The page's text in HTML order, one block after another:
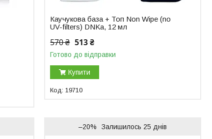
Каучукова база + Топ Non Wipe (no
UV-filters) DNKa, 12 мл
570 ₴ 513 ₴
Готово до відправки
Купити
19710
–20% Залишилось 25 днів